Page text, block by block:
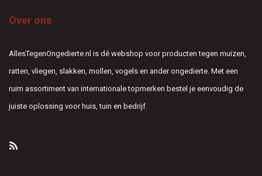
Over ons
AllesTegenOngedierte.nl is dé webshop voor producten tegen muizen,
ratten, vliegen, slakken, mollen, vogels en ander ongedierte. Met een
ruim assortiment van internationale topmerken bestel je eenvoudig de
juiste oplossing voor huis, tuin en bedrijf.